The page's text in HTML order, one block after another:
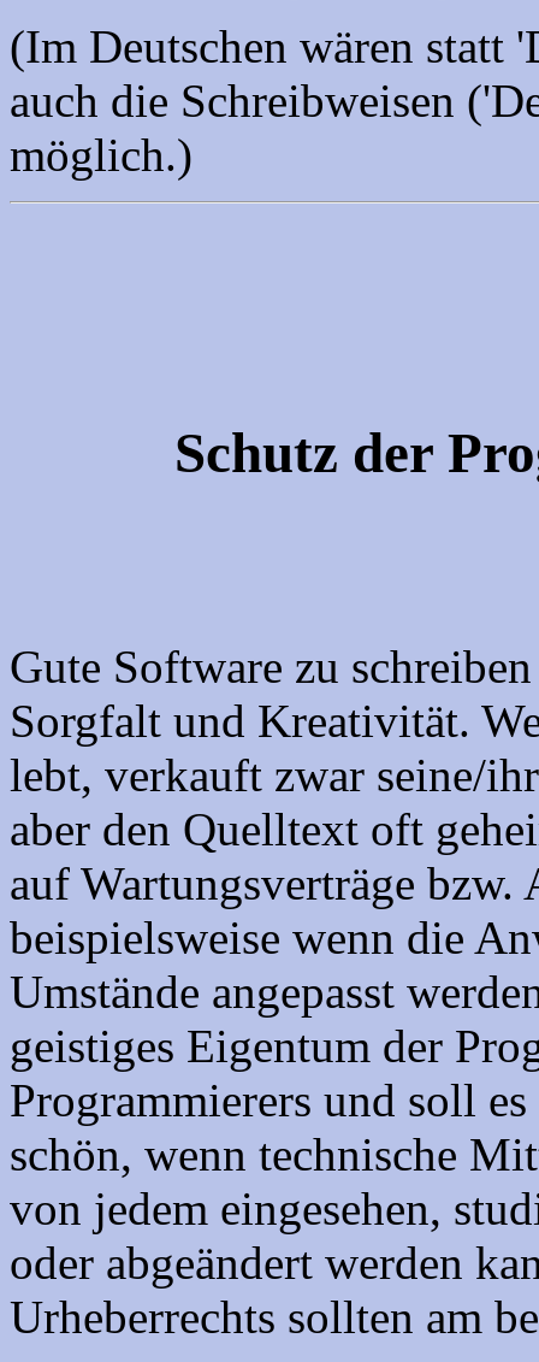
(Im Deutschen wären statt
auch die Schreibweisen
möglich.)
Schutz der
Gute Software zu
Sorgfalt und Kreativität.
lebt, verkauft zwar seine/
aber den Quelltext oft
auf Wartungsverträge bzw.
beispielsweise wenn die
Umstände angepasst
geistiges Eigentum der
Programmierers und soll
schön, wenn technische
von jedem eingesehen,
oder abgeändert werden
Urheberrechts sollten am